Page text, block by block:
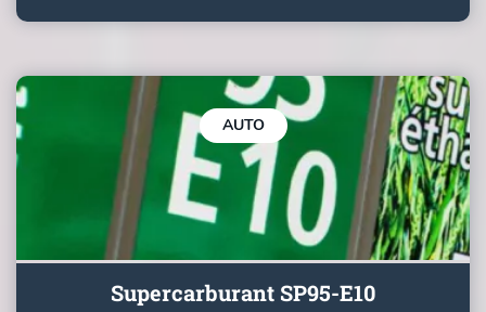
AUTO
Supercarburant SP95-E10